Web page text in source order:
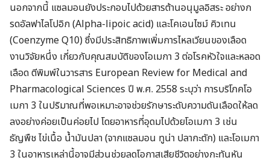
นอกจากนี้ แซลมอนยังประกอบไปด้วยสารต้านอนุมูลอิสระ อย่างก
รดอัลฟาไลโปอิก (Alpha-lipoic acid) และโคเอนไซม์ คิวเทน
(Coenzyme Q10) ซึ่งมีประสิทธิภาพเพิ่มการไหลเวียนของเลือด
งานวิจัยหนึ่ง เกี่ยวกับคุณสมบัติของโอเมกา 3 ต่อโรคหัวใจและหลอด
เลือด ตีพิมพ์ในวารสาร European Review for Medical and
Pharmacological Sciences ปี พ.ศ. 2558 ระบุว่า การบริโภคโอ
เมกา 3 ในปริมาณที่พอเหมาะอาจช่วยรักษาระดับความดันเลือดให้ลด
ลงอย่างค่อยเป็นค่อยไป โดยอาหารที่อุดมไปด้วยโอเมกา 3 เช่น
ธัญพืช ไข่เนื้อ น้ำมันปลา (จากแซลมอน ทูน่า ปลากะตัก) และโอเมกา
3 ในอาหารเหล่านี้อาจมีส่วนช่วยลดโอกาสเสียชีวิตอย่างกะทันหัน